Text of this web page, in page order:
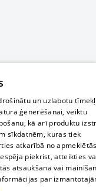
un uzlabotu
ģenerēšanai, veiktu
kā arī produktu
sīkdatnēm, kuras tiek
atkarībā no
piekrist, atteikties
atsaukšana vai
par